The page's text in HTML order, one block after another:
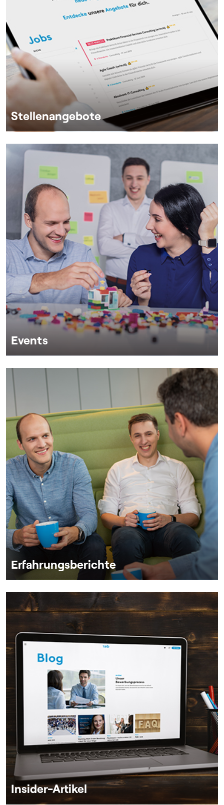
Stellenangebote
Events
Erfahrungsberichte
Insider-Artikel